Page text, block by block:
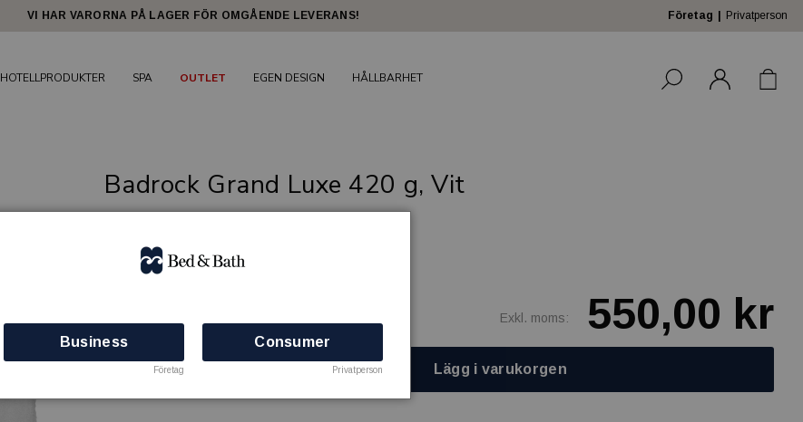
Företag Privatperson
VI HAR VARORNA PÅ LAGER FÖR OMGÅENDE LEVERANS!
HOTELLPRODUKTER SPA OUTLET EGEN DESIGN HÅLLBARHET
Badrock Grand Luxe 420 g, Vit
GRAND LUXE
Artikelnr: 25595095.NAN0001
Finns i lager Exkl. moms: 550,00 kr
Lägg i varukorgen
Business
Företag
Consumer
Privatperson